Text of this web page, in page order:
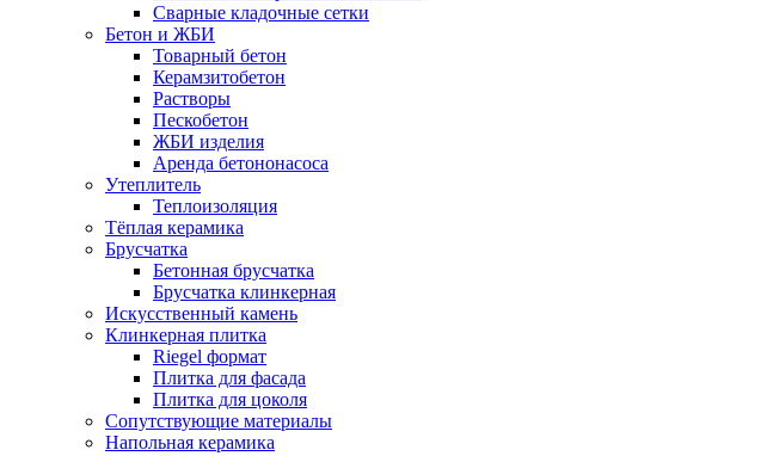
Сварные кладочные сетки
Бетон и ЖБИ
Товарный бетон
Керамзитобетон
Растворы
Пескобетон
ЖБИ изделия
Аренда бетононасоса
Утеплитель
Теплоизоляция
Тёплая керамика
Брусчатка
Бетонная брусчатка
Брусчатка клинкерная
Искусственный камень
Клинкерная плитка
Riegel формат
Плитка для фасада
Плитка для цоколя
Сопутствующие материалы
Напольная керамика